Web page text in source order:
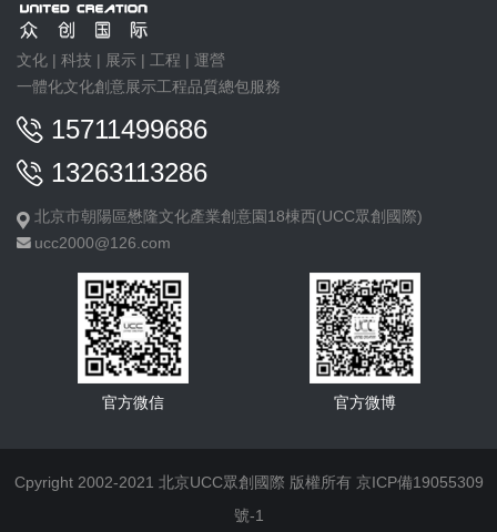
文化 | 科技 | 展示 | 工程 | 運營
一體化文化創意展示工程品質總包服務
15711499686
13263113286
北京市朝陽區懋隆文化產業創意園18棟西(UCC眾創國際)
ucc2000@126.com
官方微信 官方微博
Cpyright 2002-2021 北京UCC眾創國際 版權所有 京ICP備19055309
號-1